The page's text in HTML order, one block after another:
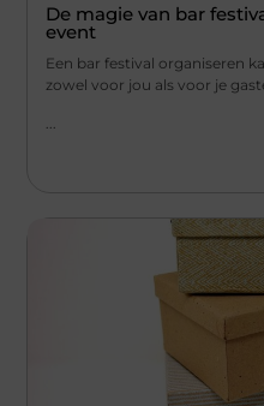
De magie van bar
event
Een bar festival organiseren
zowel voor jou als voor je
...